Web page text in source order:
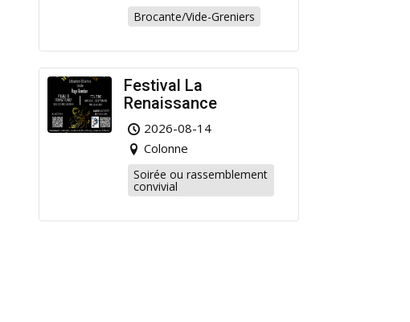
Brocante/Vide-Greniers
Festival La
Renaissance
2026-08-14
Colonne
Soirée ou rassemblement
convivial